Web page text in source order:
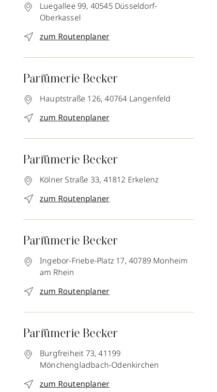
Luegallee 99, 40545 Düsseldorf-
Oberkassel
zum Routenplaner
Parfümerie Becker
Hauptstraße 126, 40764 Langenfeld
zum Routenplaner
Parfümerie Becker
Kölner Straße 33, 41812 Erkelenz
zum Routenplaner
Parfümerie Becker
Ingebor-Friebe-Platz 17, 40789 Monheim
am Rhein
zum Routenplaner
Parfümerie Becker
Burgfreiheit 73, 41199
Mönchengladbach-Odenkirchen
zum Routenplaner